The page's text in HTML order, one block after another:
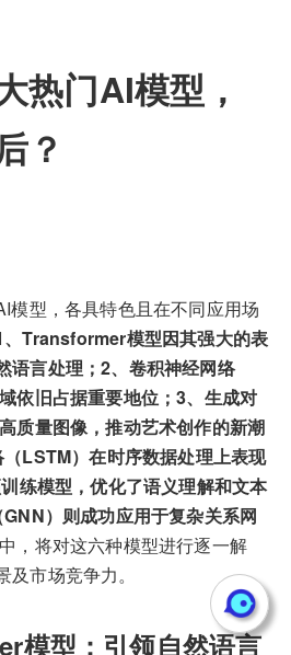
热门AI模型，
？
模型，各具特色且在不同应用场
、Transformer模型因其强大的表
语言处理；2、卷积神经网络
依旧占据重要地位；3、生成对
质量图像，推动艺术创作的新潮
LSTM）在时序数据处理上表现
练模型，优化了语义理解和文本
）则成功应用于复杂关系网
，将对这六种模型进行逐一解
市场竞争力。
模型：引领自然语言